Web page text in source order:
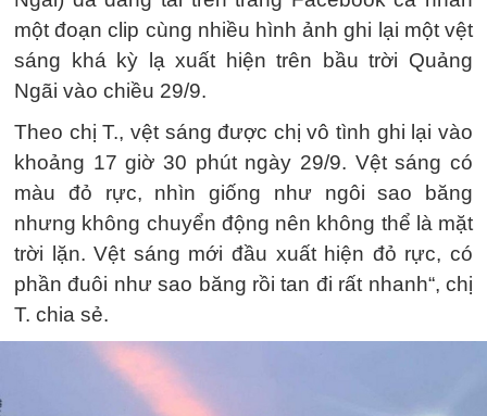
một đoạn clip cùng nhiều hình ảnh ghi lại một vệt
sáng khá kỳ lạ xuất hiện trên bầu trời Quảng
Ngãi vào chiều 29/9.
Theo chị T., vệt sáng được chị vô tình ghi lại vào
khoảng 17 giờ 30 phút ngày 29/9. Vệt sáng có
màu đỏ rực, nhìn giống như ngôi sao băng
nhưng không chuyển động nên không thể là mặt
trời lặn. Vệt sáng mới đầu xuất hiện đỏ rực, có
phần đuôi như sao băng rồi tan đi rất nhanh“, chị
T. chia sẻ.